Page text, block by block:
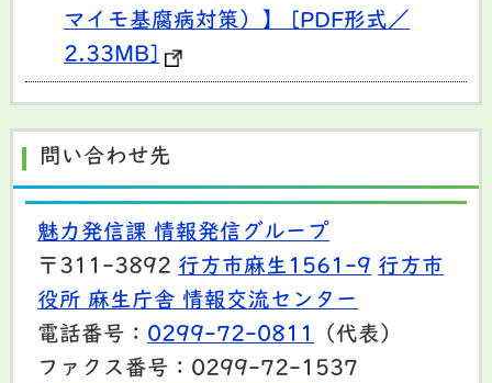
マイモ基腐病対策）】 [PDF形式／
2.33MB]
問い合わせ先
魅力発信課 情報発信グループ
〒311-3892 行方市麻生1561-9 行方市
役所 麻生庁舎 情報交流センター
電話番号： 0299-72-0811
（代表）
ファクス番号：0299-72-1537